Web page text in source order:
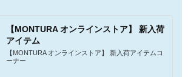
【MONTURA オンラインストア】 新入荷
アイテム
【MONTURA オンラインストア】 新入荷アイテムコ
ーナー